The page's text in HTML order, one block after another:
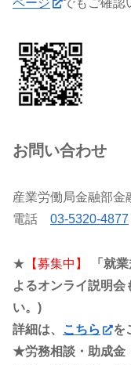
お問い合わせ
産業労働局金融部金
電話 03-5320-4877
★ 【募集中】
「就
よるオンライ説明会
い。)
詳細は、
こちら
を
★労務相談・助成金